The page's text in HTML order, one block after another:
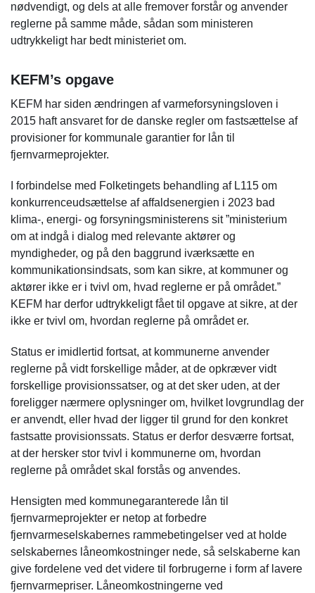
nødvendigt, og dels at alle fremover forstår og anvender
reglerne på samme måde, sådan som ministeren
udtrykkeligt har bedt ministeriet om.
KEFM’s opgave
KEFM har siden ændringen af varmeforsyningsloven i
2015 haft ansvaret for de danske regler om fastsættelse af
provisioner for kommunale garantier for lån til
fjernvarmeprojekter.
I forbindelse med Folketingets behandling af L115 om
konkurrenceudsættelse af affaldsenergien i 2023 bad
klima-, energi- og forsyningsministerens sit ”ministerium
om at indgå i dialog med relevante aktører og
myndigheder, og på den baggrund iværksætte en
kommunikationsindsats, som kan sikre, at kommuner og
aktører ikke er i tvivl om, hvad reglerne er på området.”
KEFM har derfor udtrykkeligt fået til opgave at sikre, at der
ikke er tvivl om, hvordan reglerne på området er.
Status er imidlertid fortsat, at kommunerne anvender
reglerne på vidt forskellige måder, at de opkræver vidt
forskellige provisionssatser, og at det sker uden, at der
foreligger nærmere oplysninger om, hvilket lovgrundlag der
er anvendt, eller hvad der ligger til grund for den konkret
fastsatte provisionssats. Status er derfor desværre fortsat,
at der hersker stor tvivl i kommunerne om, hvordan
reglerne på området skal forstås og anvendes.
Hensigten med kommunegaranterede lån til
fjernvarmeprojekter er netop at forbedre
fjernvarmeselskabernes rammebetingelser ved at holde
selskabernes låneomkostninger nede, så selskaberne kan
give fordelene ved det videre til forbrugerne i form af lavere
fjernvarmepriser. Låneomkostningerne ved